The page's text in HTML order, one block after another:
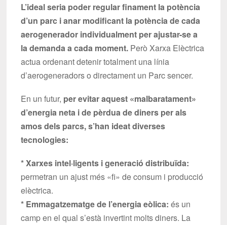
L’ideal seria poder regular finament la potència
d’un parc i anar modificant la potència de cada
aerogenerador individualment per ajustar-se a
la demanda a cada moment. Però Xarxa Elèctrica
actua ordenant detenir totalment una línia
d’aerogeneradors o directament un Parc sencer.
En un futur, per evitar aquest «malbaratament»
d’energia neta i de pèrdua de diners per als
amos dels parcs, s’han ideat diverses
tecnologies:
* Xarxes intel·ligents i generació distribuïda:
permetran un ajust més «fi» de consum i producció
elèctrica.
* Emmagatzematge de l’energia eòlica: és un
camp en el qual s’està invertint molts diners. La